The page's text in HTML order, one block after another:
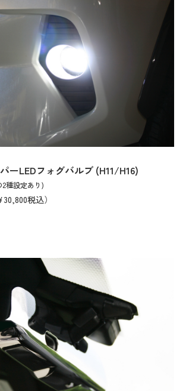
ーLEDフォグバルブ (H11/H16)
種設定あり)
税込）